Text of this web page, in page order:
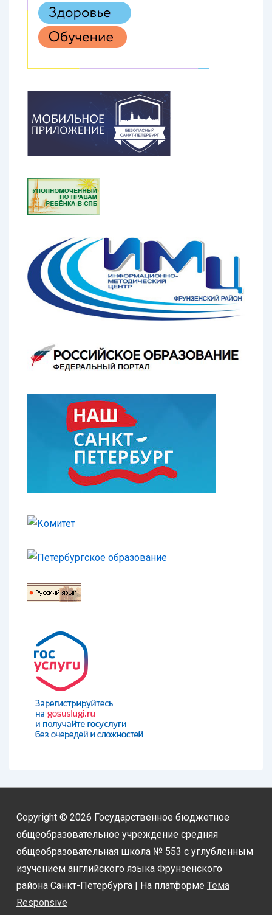
Copyright © 2026 Государственное бюджетное
общеобразовательное учреждение средняя
общеобразовательная школа № 553 с углубленным
изучением английского языка Фрунзенского
района Санкт-Петербурга
| На платформе Тема
Responsive